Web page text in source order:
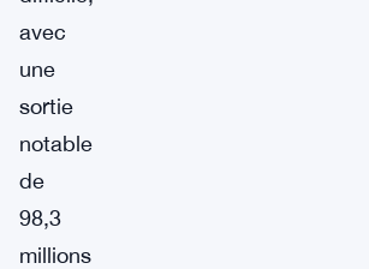
avec
une
sortie
notable
de
98,3
millions